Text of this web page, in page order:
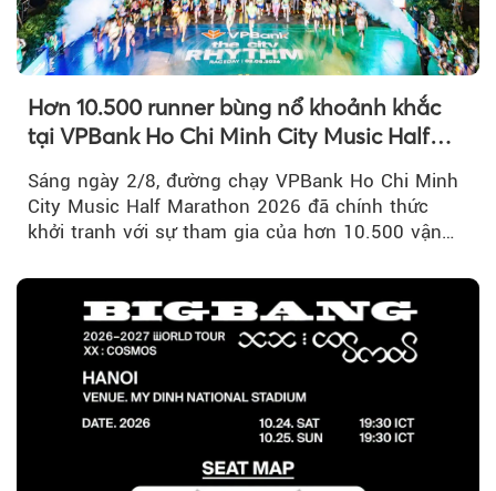
Hơn 10.500 runner bùng nổ khoảnh khắc
tại VPBank Ho Chi Minh City Music Half
Sáng ngày 2/8, đường chạy VPBank Ho Chi Minh
City Music Half Marathon 2026 đã chính thức
khởi tranh với sự tham gia của hơn 10.500 vận